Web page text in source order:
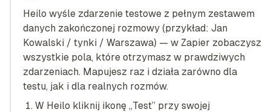
Heilo wyśle zdarzenie testowe z pełnym zestawem
danych zakończonej rozmowy (przykład: Jan
Kowalski / tynki / Warszawa) — w Zapier zobaczysz
wszystkie pola, które otrzymasz w prawdziwych
zdarzeniach. Mapujesz raz i działa zarówno dla
testu, jak i dla realnych rozmów.
W Heilo kliknij ikonę „Test” przy swojej